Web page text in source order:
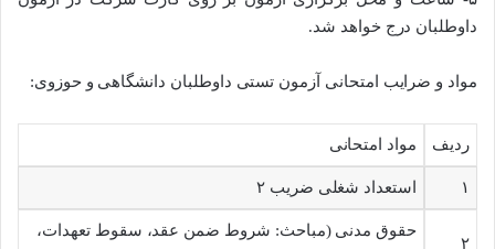
داوطلبان درج خواهد شد.
مواد و ضرایب امتحانی آزمون تستی داوطلبان دانشگاهی و حوزوی:
ردیف مواد امتحانی
۱ استعداد شغلی ضریب ۲
۲
حقوق مدنی (مباحث: شروط ضمن عقد، سقوط تعهدات،